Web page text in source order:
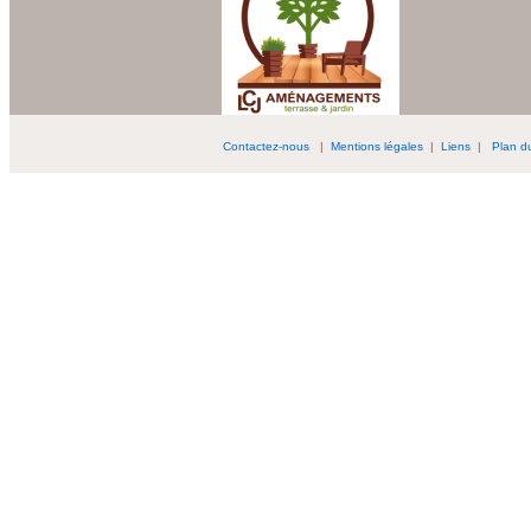
Contactez-nous | Mentions légales | Liens | Plan